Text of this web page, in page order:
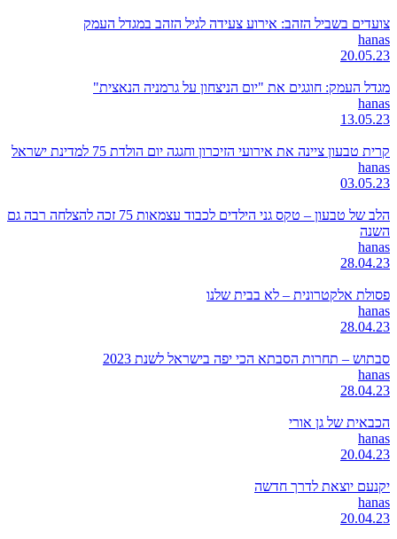
צועדים בשביל הזהב: אירוע צעידה לגיל הזהב במגדל העמק
hanas
20.05.23
מגדל העמק: חוגגים את "יום הניצחון על גרמניה הנאצית"
hanas
13.05.23
קרית טבעון ציינה את אירועי הזיכרון וחגגה יום הולדת 75 למדינת ישראל
hanas
03.05.23
הלב של טבעון – טקס גני הילדים לכבוד עצמאות 75 זכה להצלחה רבה גם
השנה
hanas
28.04.23
פסולת אלקטרונית – לא בבית שלנו
hanas
28.04.23
סבתוש – תחרות הסבתא הכי יפה בישראל לשנת 2023
hanas
28.04.23
הכבאית של גן אורי
hanas
20.04.23
יקנעם יוצאת לדרך חדשה
hanas
20.04.23